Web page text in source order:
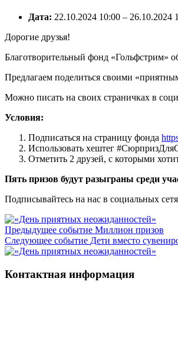
Дата: 22.10.2024 10:00 – 26.10.2024
Дорогие друзья!
Благотворительный фонд «Гольфстрим»
Предлагаем поделиться своими
Можно писать на своих страничках в
Условия:
Подписаться на страницу фонда
Использовать хештег
Отметить 2 друзей, с которыми
Пять призов будут разыграны среди
Подписывайтесь на нас в социальных
Предыдущее событие Миллион призов
Следующее событие Дети вместо
Контактная информация